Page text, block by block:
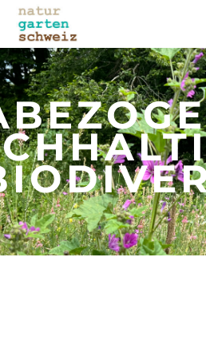
HOME
GRUNDLAGEN
PRAXIS
TERMINE
MAGAZIN
UEBER UNS
WERDEN
DOWNLOADS
KONTAKT